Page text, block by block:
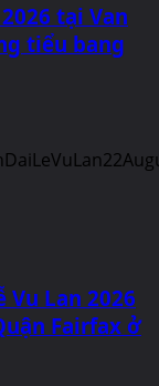
tại Van
tiểu bang
Lan 2026
Fairfax ở